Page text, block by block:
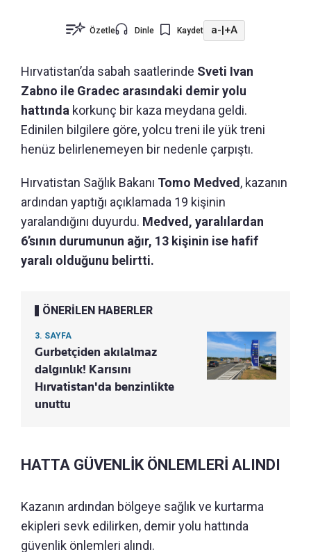
Özetle Dinle Kaydet a-|+A
Hırvatistan’da sabah saatlerinde Sveti Ivan
Zabno ile Gradec arasındaki demir yolu
hattında korkunç bir kaza meydana geldi.
Edinilen bilgilere göre, yolcu treni ile yük treni
henüz belirlenemeyen bir nedenle çarpıştı.
Hırvatistan Sağlık Bakanı Tomo Medved, kazanın
ardından yaptığı açıklamada 19 kişinin
yaralandığını duyurdu. Medved, yaralılardan
6’sının durumunun ağır, 13 kişinin ise hafif
yaralı olduğunu belirtti.
ÖNERİLEN HABERLER
3. SAYFA
Gurbetçiden akılalmaz
dalgınlık! Karısını
Hırvatistan'da benzinlikte
unuttu
HATTA GÜVENLİK ÖNLEMLERİ ALINDI
Kazanın ardından bölgeye sağlık ve kurtarma
ekipleri sevk edilirken, demir yolu hattında
güvenlik önlemleri alındı.